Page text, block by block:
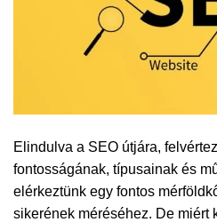
Elindulva a SEO útjára,
fontosságának, típusainak és
elérkeztünk egy fontos
sikerének méréséhez. De miért